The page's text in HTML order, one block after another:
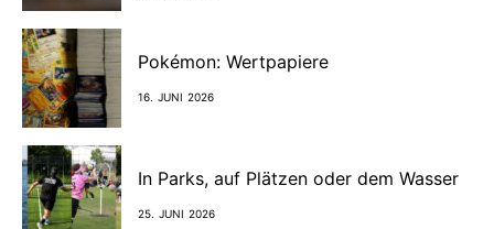
Pokémon: Wertpapiere
16. JUNI 2026
In Parks, auf Plätzen oder dem Wasser
25. JUNI 2026